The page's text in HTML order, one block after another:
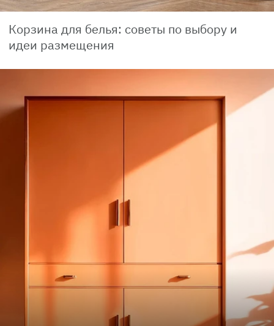
Корзина для белья: советы по выбору и
идеи размещения